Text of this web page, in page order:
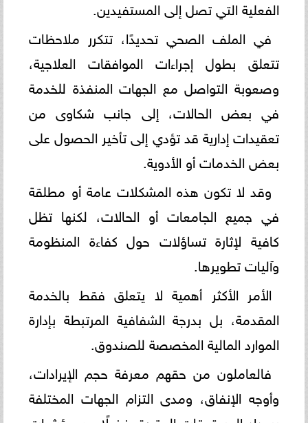
الفعلية التي تصل إلى المستفيدين.
في الملف الصحي تحديدًا، تتكرر ملاحظات
تتعلق بطول إجراءات الموافقات العلاجية،
وصعوبة التواصل مع الجهات المنفذة للخدمة
في بعض الحالات، إلى جانب شكاوى من
تعقيدات إدارية قد تؤدي إلى تأخير الحصول على
بعض الخدمات أو الأدوية.
وقد لا تكون هذه المشكلات عامة أو مطلقة
في جميع الجامعات أو الحالات، لكنها تظل
كافية لإثارة تساؤلات حول كفاءة المنظومة
وآليات تطويرها.
الأمر الأكثر أهمية لا يتعلق فقط بالخدمة
المقدمة، بل بدرجة الشفافية المرتبطة بإدارة
الموارد المالية المخصصة للصندوق.
فالعاملون من حقهم معرفة حجم الإيرادات،
وأوجه الإنفاق، ومدى التزام الجهات المختلفة